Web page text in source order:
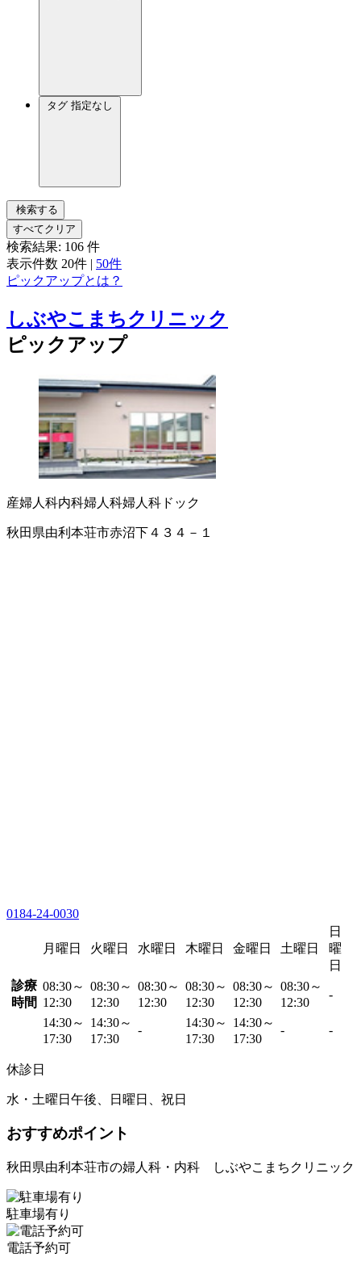
タグ 指定なし
検索する
すべてクリア
検索結果: 106 件
表示件数 20件 | 50件
ピックアップとは？
しぶやこまちクリニック
ピックアップ
産婦人科内科婦人科婦人科ドック
秋田県由利本荘市赤沼下４３４－１
0184-24-0030
月曜日 火曜日 水曜日 木曜日 金曜日 土曜日
日
曜
日
診療
時間
08:30～
12:30
08:30～
12:30
08:30～
12:30
08:30～
12:30
08:30～
12:30
08:30～
12:30
-
14:30～
17:30
14:30～
17:30
-
14:30～
17:30
14:30～
17:30
- -
休診日
水・土曜日午後、日曜日、祝日
おすすめポイント
秋田県由利本荘市の婦人科・内科 しぶやこまちクリニック
駐車場有り
電話予約可